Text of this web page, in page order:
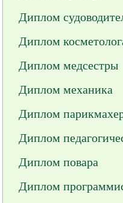
Диплом
Диплом
Диплом медсестры
Диплом механика
Диплом
Диплом
Диплом повара
Диплом